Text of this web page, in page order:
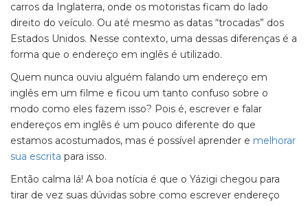
carros da Inglaterra, onde os motoristas ficam do lado
direito do veículo. Ou até mesmo as datas “trocadas” dos
Estados Unidos. Nesse contexto, uma dessas diferenças é a
forma que o endereço em inglês é utilizado.
Quem nunca ouviu alguém falando um endereço em
inglês em um filme e ficou um tanto confuso sobre o
modo como eles fazem isso? Pois é, escrever e falar
endereços em inglês é um pouco diferente do que
estamos acostumados, mas é possível aprender e melhorar
sua escrita para isso.
Então calma lá! A boa notícia é que o Yázigi chegou para
tirar de vez suas dúvidas sobre como escrever endereço